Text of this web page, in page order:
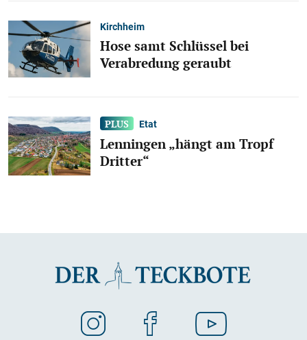
Kirchheim
Hose samt Schlüssel bei
Verabredung geraubt
Etat
Lenningen „hängt am Tropf
Dritter“